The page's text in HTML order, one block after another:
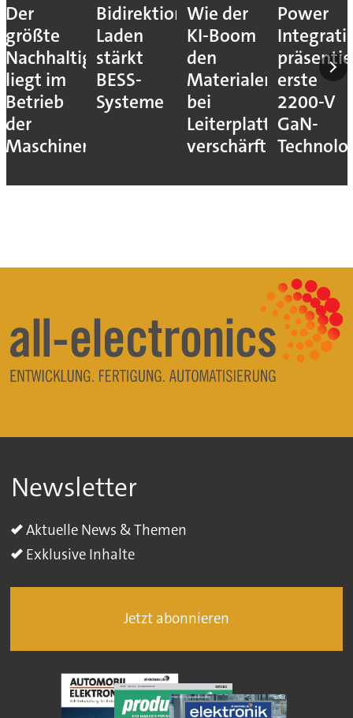
Der
größte
Nachhaltigkeitshebel
liegt im
Betrieb
der
Maschinen
Bidirektionales
Laden
stärkt
BESS-
Systeme
Wie der
KI-Boom
den
Materialengpass
bei
Leiterplatten
verschärft
Power
erste
2200-V
GaN-
Newsletter
Aktuelle News & Themen
Exklusive Inhalte
Jetzt abonnieren